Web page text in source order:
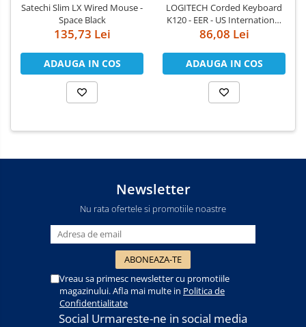
Satechi Slim LX Wired Mouse -
Space Black
135,73 Lei
ADAUGA IN COS
LOGITECH Corded Keyboard
K120 - EER - US International
layout
86,08 Lei
ADAUGA IN COS
Newsletter
Nu rata ofertele si promotiile noastre
Vreau sa primesc newsletter cu promotiile
magazinului. Afla mai multe in Politica de
Confidentialitate
Social Urmareste-ne in social media